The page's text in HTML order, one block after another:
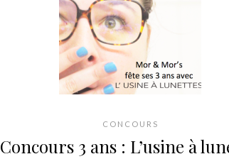
CONCOURS
Concours 3 ans : L’usine à